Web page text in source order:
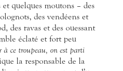
quelques moutons – des
des vendéens et
des ravas et des ouessant
éclaté et fort peu
à ce troupeau, on est parti
la responsable de la